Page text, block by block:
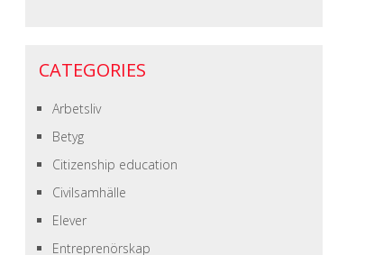
CATEGORIES
Arbetsliv
Betyg
Citizenship education
Civilsamhälle
Elever
Entreprenörskap